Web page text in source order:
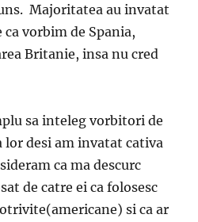
Majoritatea au invatat
vorbim de Spania,
Britanie, insa nu cred
sa inteleg vorbitori de
desi am invatat cativa
ca ma descurc
de catre ei ca folosesc
si ca ar